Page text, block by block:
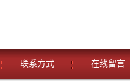
联系方式 在线留言